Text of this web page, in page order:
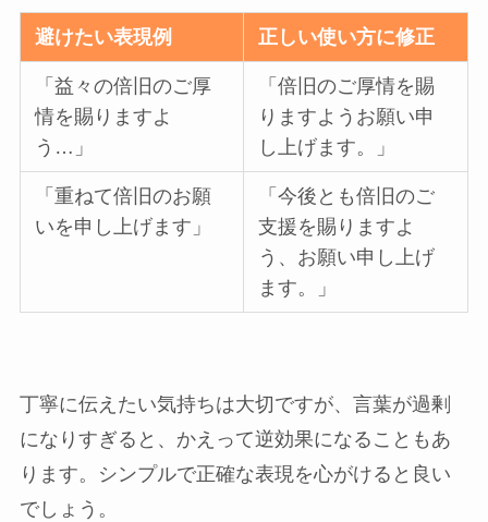
避けたい表現例 正しい使い方に修正
「益々の倍旧のご厚
情を賜りますよ
う…」
「倍旧のご厚情を賜
りますようお願い申
し上げます。」
「重ねて倍旧のお願
いを申し上げます」
「今後とも倍旧のご
支援を賜りますよ
う、お願い申し上げ
ます。」
丁寧に伝えたい気持ちは大切ですが、言葉が過剰
になりすぎると、かえって逆効果になることもあ
ります。シンプルで正確な表現を心がけると良い
でしょう。